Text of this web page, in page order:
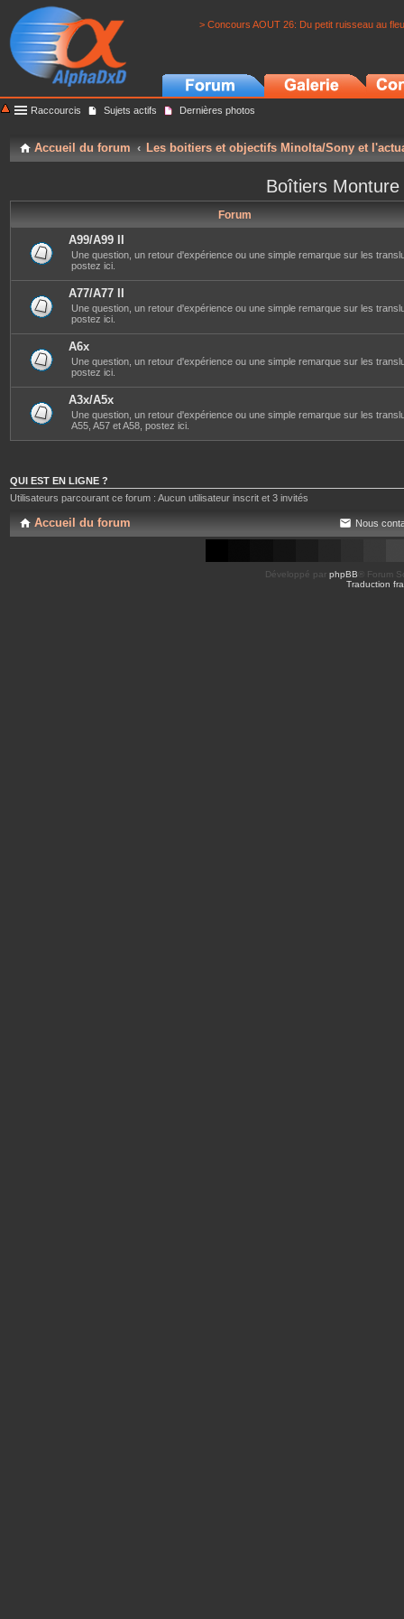
> Concours AOUT 26: Du petit ruisseau au
Raccourcis Sujets actifs Dernières photos
Accueil du forum Les boitiers et objectifs Minolta/Sony et
Boîtiers Monture
Forum
A99/A99 II
Une question, un retour d'expérience ou une simple remarque sur les
postez ici.
A77/A77 II
Une question, un retour d'expérience ou une simple remarque sur les
postez ici.
A6x
Une question, un retour d'expérience ou une simple remarque sur les
postez ici.
A3x/A5x
Une question, un retour d'expérience ou une simple remarque sur les
A55, A57 et A58, postez ici.
QUI EST EN LIGNE ?
Utilisateurs parcourant ce forum : Aucun utilisateur inscrit et 3 invités
Accueil du forum Nous
Développé par phpBB ® Forum
Traduction